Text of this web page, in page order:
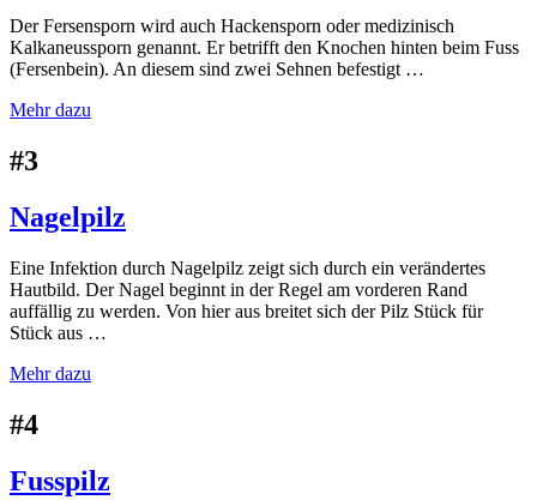
FUSSPILZ
schwerer fusspilz
Mittelschwerer nagelpilz
schwerer nagelpilz
Der Fersensporn wird auch Hackensporn oder medizinisch
Kalkaneussporn genannt. Er betrifft den Knochen hinten beim Fuss
(Fersenbein). An diesem sind zwei Sehnen befestigt …
Mehr dazu
#3
Nagelpilz
Eine Infektion durch Nagelpilz zeigt sich durch ein verändertes
Hautbild. Der Nagel beginnt in der Regel am vorderen Rand
auffällig zu werden. Von hier aus breitet sich der Pilz Stück für
Stück aus …
Mehr dazu
#4
Fusspilz